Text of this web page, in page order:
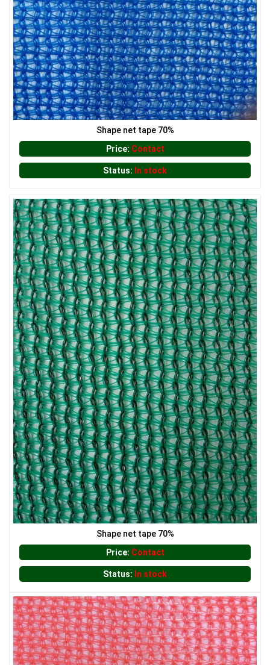
LƯỚI CHẮN CHIM
LƯỚI CHẮN NẮNG
LƯỚI CHE NẮNG
Shape net tape 70%
Price: Contact
Status: In stock
Shape net tape 70%
Price: Contact
Status: In stock